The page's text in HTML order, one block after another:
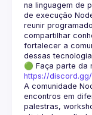
na linguagem de
de execução
reunir
compartilhar
fortalecer a
🟢 Faça parte da
https://
A comunidade
encontros em
palestras,